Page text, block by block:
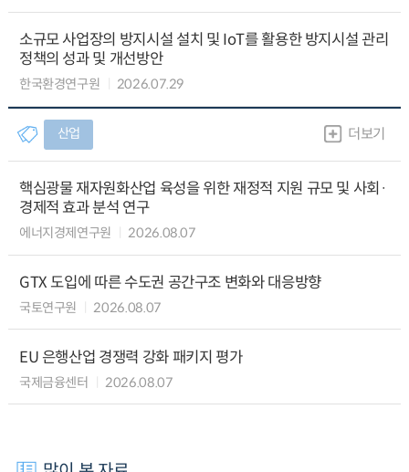
소규모 사업장의 방지시설 설치 및 IoT를 활용한 방지시설 관리
정책의 성과 및 개선방안
한국환경연구원 2026.07.29
산업 더보기
핵심광물 재자원화산업 육성을 위한 재정적 지원 규모 및 사회·
경제적 효과 분석 연구
에너지경제연구원 2026.08.07
GTX 도입에 따른 수도권 공간구조 변화와 대응방향
국토연구원 2026.08.07
EU 은행산업 경쟁력 강화 패키지 평가
국제금융센터 2026.08.07